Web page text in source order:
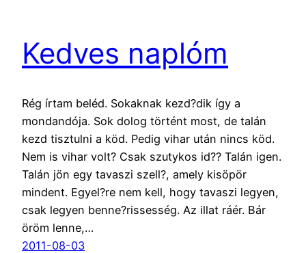
Kedves naplóm
Rég írtam beléd. Sokaknak kezd?dik így a
mondandója. Sok dolog történt most, de talán
kezd tisztulni a köd. Pedig vihar után nincs köd.
Nem is vihar volt? Csak szutykos id?? Talán igen.
Talán jön egy tavaszi szell?, amely kisöpör
mindent. Egyel?re nem kell, hogy tavaszi legyen,
csak legyen benne?rissesség. Az illat ráér. Bár
öröm lenne,…
2011-08-03